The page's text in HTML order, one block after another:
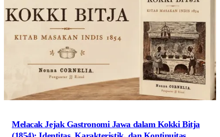
Melacak Jejak Gastronomi Jawa dalam Kokki Bitja